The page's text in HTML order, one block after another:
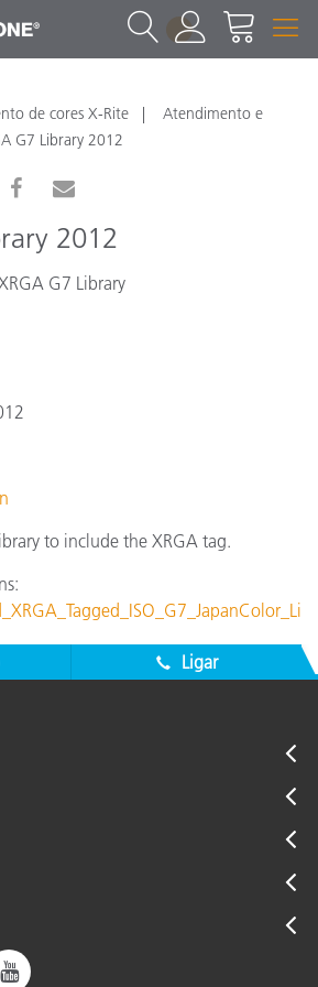
1
de cores X-Rite
Atendimento e
G7 Library 2012
2012
G7 Library
to include the XRGA tag.
Ligar